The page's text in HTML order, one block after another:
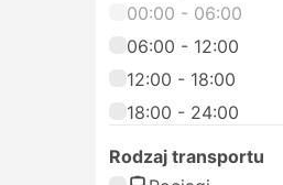
00:00 - 06:00
06:00 - 12:00
12:00 - 18:00
18:00 - 24:00
Rodzaj transportu